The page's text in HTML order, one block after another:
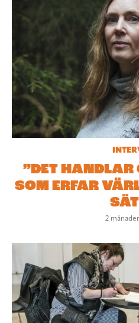
”DET HANDLAR
SOM ERFAR
2